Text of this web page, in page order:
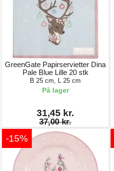
GreenGate Papirservietter Dina
Pale Blue Lille 20 stk
B 25 cm, L 25 cm
På lager
31,45 kr.
37,00 kr.
-15%